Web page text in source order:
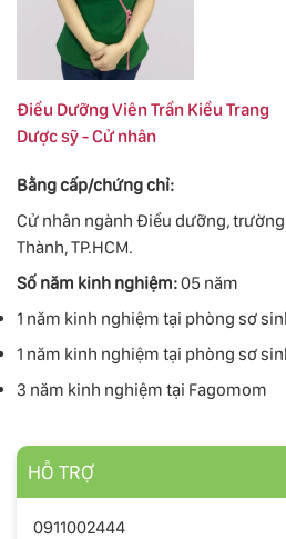
Điều Dưỡng Viên Trần Kiều Trang
Dược sỹ - Cử nhân
Bằng cấp/chứng chỉ:
Cử nhân ngành Điều dưỡng,
Thành, TP.HCM.
Số năm kinh nghiệm:05 năm
1 năm kinh nghiệm tại phòng sơ
1 năm kinh nghiệm tại phòng sơ
3 năm kinh nghiệm tại Fagomom
HỖ TRỢ
0911002444